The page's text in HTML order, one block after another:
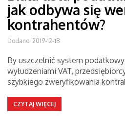
jak odbywa się
kontrahentów?
Dodano: 2019-12-18
By uszczelnić system
wyłudzeniami VAT,
szybkiego zweryfikowania
CZYTAJ WIĘCEJ